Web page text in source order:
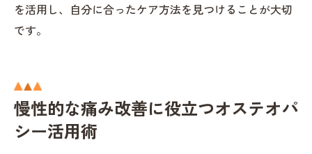
を活用し、自分に合ったケア方法を見つけることが大切
です。
慢性的な痛み改善に役立つオステオパ
シー活用術